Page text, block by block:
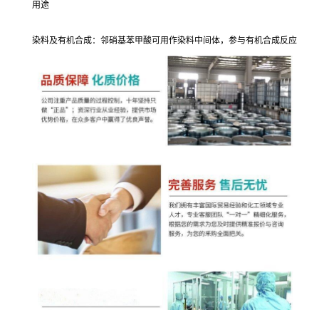
用途
染料及有机合成：邻硝基苯甲酸可用作染料中间体，参与有机合成反应